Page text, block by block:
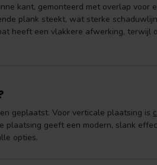
kant, gemonteerd met overlap voor
plank steekt, wat sterke
heeft een vlakkere afwerking, terwijl
geplaatst. Voor verticale plaatsing is
geeft een modern, slank
opties.